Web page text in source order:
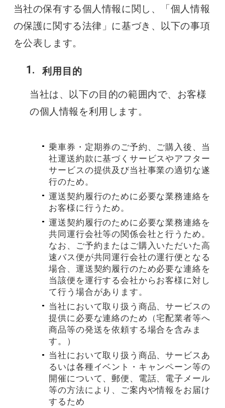
当社の保有する個人情報に関し、「個人情報
の保護に関する法律」に基づき、以下の事項
を公表します。
利用目的
当社は、以下の目的の範囲内で、お客様
の個人情報を利用します。
乗車券・定期券のご予約、ご購入後、当
社運送約款に基づくサービスやアフター
サービスの提供及び当社事業の適切な遂
行のため。
運送契約履行のために必要な業務連絡を
お客様に行うため。
運送契約履行のために必要な業務連絡を
共同運行会社等の関係会社と行うため。
なお、ご予約またはご購入いただいた高
速バス便が共同運行会社の運行便となる
場合、運送契約履行のため必要な連絡を
当該便を運行する会社からお客様に対し
て行う場合があります。
当社において取り扱う商品、サービスの
提供に必要な連絡のため（宅配業者等へ
商品等の発送を依頼する場合を含みま
す。）
当社において取り扱う商品、サービスあ
るいは各種イベント・キャンペーン等の
開催について、郵便、電話、電子メール
等の方法により、ご案内や情報をお届け
するため